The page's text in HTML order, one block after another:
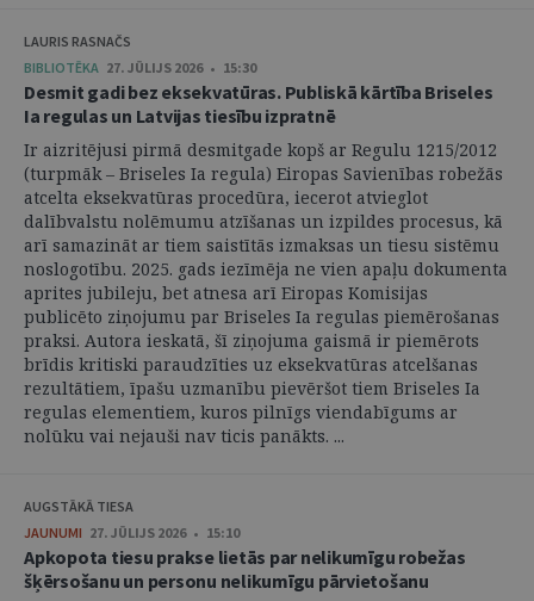
LAURIS RASNAČS
BIBLIOTĒKA 27. JŪLIJS 2026 • 15:30
Desmit gadi bez eksekvatūras. Publiskā kārtība Briseles
Ia regulas un Latvijas tiesību izpratnē
Ir aizritējusi pirmā desmitgade kopš ar Regulu 1215/2012
(turpmāk – Briseles Ia regula) Eiropas Savienības robežās
atcelta eksekvatūras procedūra, iecerot atvieglot
dalībvalstu nolēmumu atzīšanas un izpildes procesus, kā
arī samazināt ar tiem saistītās izmaksas un tiesu sistēmu
noslogotību. 2025. gads iezīmēja ne vien apaļu dokumenta
aprites jubileju, bet atnesa arī Eiropas Komisijas
publicēto ziņojumu par Briseles Ia regulas piemērošanas
praksi. Autora ieskatā, šī ziņojuma gaismā ir piemērots
brīdis kritiski paraudzīties uz eksekvatūras atcelšanas
rezultātiem, īpašu uzmanību pievēršot tiem Briseles Ia
regulas elementiem, kuros pilnīgs viendabīgums ar
nolūku vai nejauši nav ticis panākts. ...
AUGSTĀKĀ TIESA
JAUNUMI 27. JŪLIJS 2026 • 15:10
Apkopota tiesu prakse lietās par nelikumīgu robežas
šķērsošanu un personu nelikumīgu pārvietošanu